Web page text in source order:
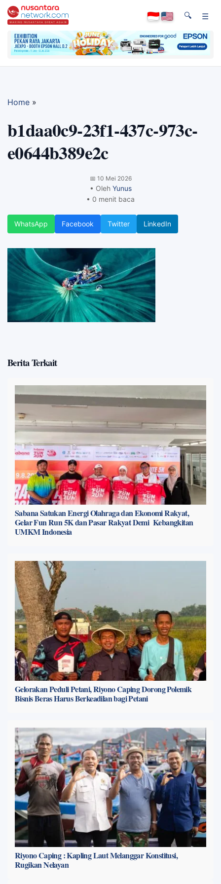
🔍 ☰
Home »
b1daa0c9-23f1-437c-973c-
e0644b389e2c
📅 10 Mei 2026
• Oleh Yunus
• 0 menit baca
WhatsApp Facebook Twitter LinkedIn
Berita Terkait
Sabana Satukan Energi Olahraga dan Ekonomi Rakyat,
Gelar Fun Run 5K dan Pasar Rakyat Demi Kebangkitan
UMKM Indonesia
Gelorakan Peduli Petani, Riyono Caping Dorong Polemik
Bisnis Beras Harus Berkeadilan bagi Petani
Riyono Caping : Kapling Laut Melanggar Konstitusi,
Rugikan Nelayan